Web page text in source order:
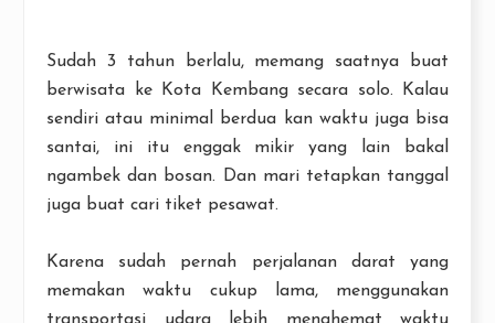
Sudah 3 tahun berlalu, memang saatnya buat
berwisata ke Kota Kembang secara solo. Kalau
sendiri atau minimal berdua kan waktu juga bisa
santai, ini itu enggak mikir yang lain bakal
ngambek dan bosan. Dan mari tetapkan tanggal
juga buat cari tiket pesawat.
Karena sudah pernah perjalanan darat yang
memakan waktu cukup lama, menggunakan